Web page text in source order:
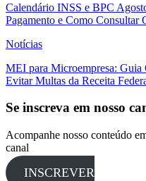
Calendário INSS e BPC
Pagamento e Como Consultar
Notícias
MEI para Microempresa:
Evitar Multas da Receita
Se inscreva em nosso
Acompanhe nosso conteúdo
canal
INSCREVER